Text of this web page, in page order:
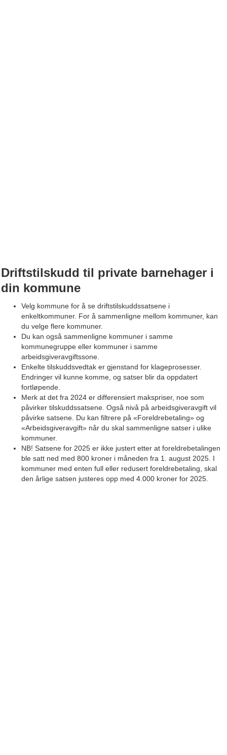
Driftstilskudd til private barnehager i
din kommune
Velg kommune for å se driftstilskuddssatsene i
enkeltkommuner. For å sammenligne mellom kommuner, kan
du velge flere kommuner.
Du kan også sammenligne kommuner i samme
kommunegruppe eller kommuner i samme
arbeidsgiveravgiftssone.
Enkelte tilskuddsvedtak er gjenstand for klageprosesser.
Endringer vil kunne komme, og satser blir da oppdatert
fortløpende.
Merk at det fra 2024 er differensiert makspriser, noe som
påvirker tilskuddssatsene. Også nivå på arbeidsgiveravgift vil
påvirke satsene. Du kan filtrere på «Foreldrebetaling» og
«Arbeidsgiveravgift» når du skal sammenligne satser i ulike
kommuner.
NB! Satsene for 2025 er ikke justert etter at foreldrebetalingen
ble satt ned med 800 kroner i måneden fra 1. august 2025. I
kommuner med enten full eller redusert foreldrebetaling, skal
den årlige satsen justeres opp med 4.000 kroner for 2025.